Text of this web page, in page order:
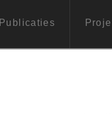
Publicaties